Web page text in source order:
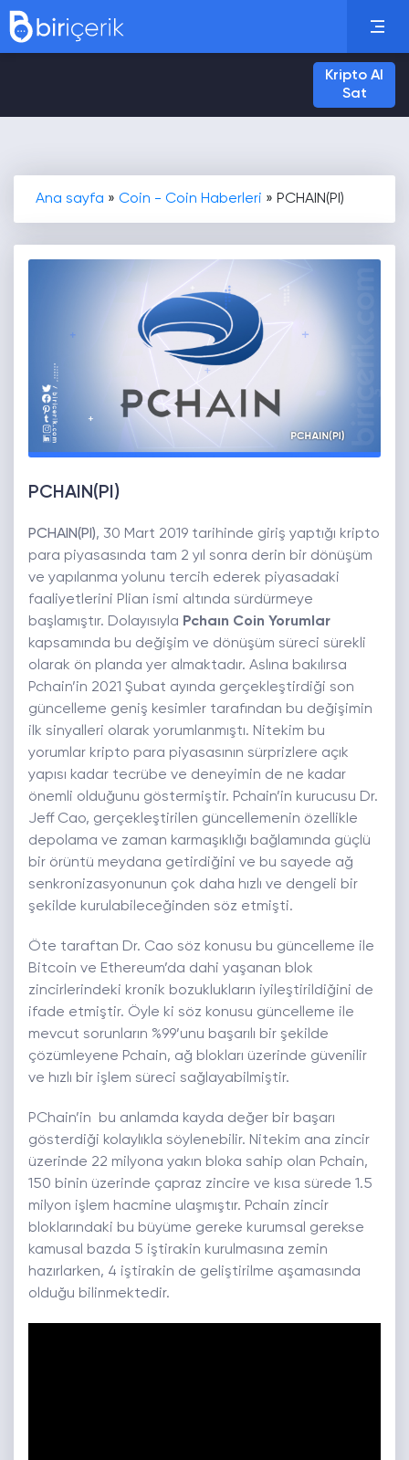
Kripto Al
Sat
Ana sayfa » Coin - Coin Haberleri » PCHAIN(PI)
PCHAIN(PI)
PCHAIN(PI), 30 Mart 2019 tarihinde giriş yaptığı kripto
para piyasasında tam 2 yıl sonra derin bir dönüşüm
ve yapılanma yolunu tercih ederek piyasadaki
faaliyetlerini Plian ismi altında sürdürmeye
başlamıştır. Dolayısıyla Pchaın Coin Yorumlar
kapsamında bu değişim ve dönüşüm süreci sürekli
olarak ön planda yer almaktadır. Aslına bakılırsa
Pchain’in 2021 Şubat ayında gerçekleştirdiği son
güncelleme geniş kesimler tarafından bu değişimin
ilk sinyalleri olarak yorumlanmıştı. Nitekim bu
yorumlar kripto para piyasasının sürprizlere açık
yapısı kadar tecrübe ve deneyimin de ne kadar
önemli olduğunu göstermiştir. Pchain’in kurucusu Dr.
Jeff Cao, gerçekleştirilen güncellemenin özellikle
depolama ve zaman karmaşıklığı bağlamında güçlü
bir örüntü meydana getirdiğini ve bu sayede ağ
senkronizasyonunun çok daha hızlı ve dengeli bir
şekilde kurulabileceğinden söz etmişti.
Öte taraftan Dr. Cao söz konusu bu güncelleme ile
Bitcoin ve Ethereum’da dahi yaşanan blok
zincirlerindeki kronik bozuklukların iyileştirildiğini de
ifade etmiştir. Öyle ki söz konusu güncelleme ile
mevcut sorunların %99’unu başarılı bir şekilde
çözümleyene Pchain, ağ blokları üzerinde güvenilir
ve hızlı bir işlem süreci sağlayabilmiştir.
PChain’in bu anlamda kayda değer bir başarı
gösterdiği kolaylıkla söylenebilir. Nitekim ana zincir
üzerinde 22 milyona yakın bloka sahip olan Pchain,
150 binin üzerinde çapraz zincire ve kısa sürede 1.5
milyon işlem hacmine ulaşmıştır. Pchain zincir
bloklarındaki bu büyüme gereke kurumsal gerekse
kamusal bazda 5 iştirakin kurulmasına zemin
hazırlarken, 4 iştirakin de geliştirilme aşamasında
olduğu bilinmektedir.